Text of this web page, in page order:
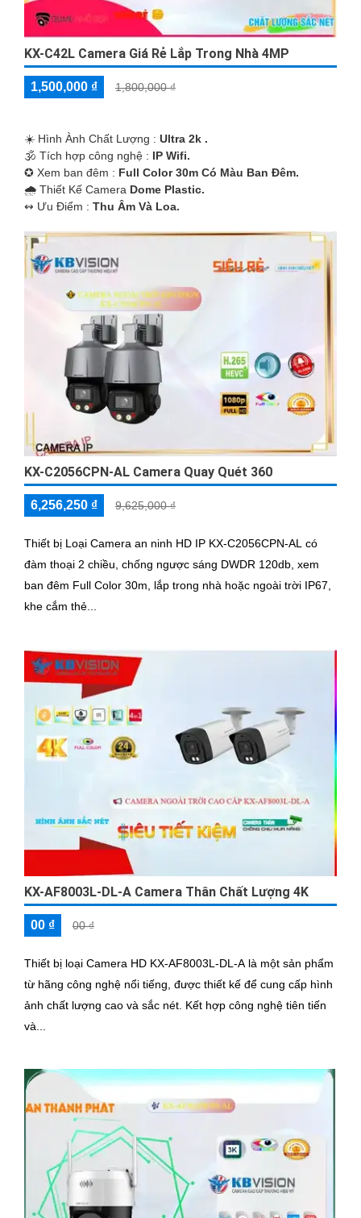
KX-C42L Camera Giá Rẻ Lắp Trong Nhà 4MP
1,500,000 ₫ 1,800,000 ₫
☀️ Hình Ành Chất Lượng : Ultra 2k .
🕉️ Tích hợp công nghệ : IP Wifi.
✪ Xem ban đêm : Full Color 30m Có Màu Ban Ðêm.
🌧️ Thiết Kế Camera Dome Plastic.
️↭ Ưu Điểm : Thu Âm Và Loa.
KX-C2056CPN-AL Camera Quay Quét 360
6,256,250 ₫ 9,625,000 ₫
Thiết bị Loại Camera an ninh HD IP KX-C2056CPN-AL có
đàm thoại 2 chiều, chống ngược sáng DWDR 120db, xem
ban đêm Full Color 30m, lắp trong nhà hoặc ngoài trời IP67,
khe cắm thẻ...
KX-AF8003L-DL-A Camera Thân Chất Lượng 4K
00 ₫ 00 ₫
Thiết bị loại Camera HD KX-AF8003L-DL-A là một sản phẩm
từ hãng công nghệ nổi tiếng, được thiết kế để cung cấp hình
ảnh chất lượng cao và sắc nét. Kết hợp công nghệ tiên tiến
và...